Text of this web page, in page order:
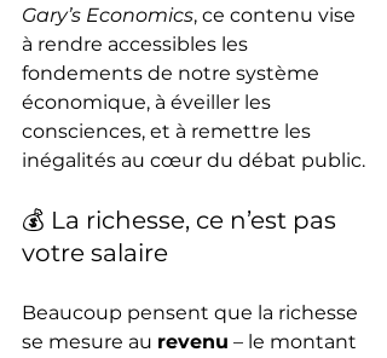
Gary’s Economics, ce contenu vise
à rendre accessibles les
fondements de notre système
économique, à éveiller les
consciences, et à remettre les
inégalités au cœur du débat public.
💰 La richesse, ce n’est pas
votre salaire
Beaucoup pensent que la richesse
se mesure au revenu – le montant